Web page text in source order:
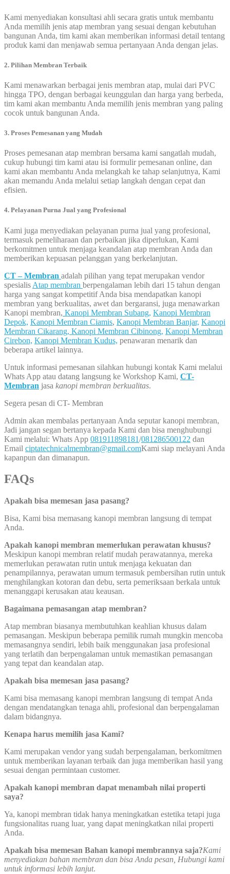
Kami menyediakan konsultasi ahli secara gratis untuk membantu
Anda memilih jenis atap membran yang sesuai dengan kebutuhan
bangunan Anda, tim kami akan memberikan informasi detail tentang
produk kami dan menjawab semua pertanyaan Anda dengan jelas.
2. Pilihan Membran Terbaik
Kami menawarkan berbagai jenis membran atap, mulai dari PVC
hingga TPO, dengan berbagai keunggulan dan harga yang berbeda,
tim kami akan membantu Anda memilih jenis membran yang paling
cocok untuk bangunan Anda.
3. Proses Pemesanan yang Mudah
Proses pemesanan atap membran bersama kami sangatlah mudah,
cukup hubungi tim kami atau isi formulir pemesanan online, dan
kami akan membantu Anda melangkah ke tahap selanjutnya, Kami
akan memandu Anda melalui setiap langkah dengan cepat dan
efisien.
4. Pelayanan Purna Jual yang Profesional
Kami juga menyediakan pelayanan purna jual yang profesional,
termasuk pemeliharaan dan perbaikan jika diperlukan, Kami
berkomitmen untuk menjaga keandalan atap membran Anda dan
memberikan kepuasan pelanggan yang berkelanjutan.
CT – Membran adalah pilihan yang tepat merupakan vendor
spesialis Atap membran berpengalaman lebih dari 15 tahun dengan
harga yang sangat kompetitif Anda bisa mendapatkan kanopi
membran yang berkualitas, awet dan bergaransi, juga menawarkan
Kanopi membran, Kanopi Membran Subang, Kanopi Membran
Depok, Kanopi Membran Ciamis, Kanopi Membran Banjar, Kanopi
Membran Cikarang, Kanopi Membran Cibinong, Kanopi Membran
Cirebon, Kanopi Membran Kudus, penawaran menarik dan
beberapa artikel lainnya.
Untuk informasi pemesanan silahkan hubungi kontak Kami melalui
Whats App atau datang langsung ke Workshop Kami, CT-
Membran jasa kanopi membran berkualitas.
Segera pesan di CT- Membran
Admin akan membalas pertanyaan Anda seputar kanopi membran,
Jadi jangan segan bertanya kepada Kami dan bisa menghubungi
Kami melalui: Whats App 081911898181/081286500122 dan
Email ciptatechnicalmembran@gmail.comKami siap melayani Anda
kapanpun dan dimanapun.
FAQs
Apakah bisa memesan jasa pasang?
Bisa, Kami bisa memasang kanopi membran langsung di tempat
Anda.
Apakah kanopi membran memerlukan perawatan khusus?
Meskipun kanopi membran relatif mudah perawatannya, mereka
memerlukan perawatan rutin untuk menjaga kekuatan dan
penampilannya, perawatan umum termasuk pembersihan rutin untuk
menghilangkan kotoran dan debu, serta pemeriksaan berkala untuk
menanggapi kerusakan atau keausan.
Bagaimana pemasangan atap membran?
Atap membran biasanya membutuhkan keahlian khusus dalam
pemasangan. Meskipun beberapa pemilik rumah mungkin mencoba
memasangnya sendiri, lebih baik menggunakan jasa profesional
yang terlatih dan berpengalaman untuk memastikan pemasangan
yang tepat dan keandalan atap.
Apakah bisa memesan jasa pasang?
Kami bisa memasang kanopi membran langsung di tempat Anda
dengan mendatangkan tenaga ahli, profesional dan berpengalaman
dalam bidangnya.
Kenapa harus memilih jasa Kami?
Kami merupakan vendor yang sudah berpengalaman, berkomitmen
untuk memberikan layanan terbaik dan juga memberikan hasil yang
sesuai dengan permintaan customer.
Apakah kanopi membran dapat menambah nilai properti
saya?
Ya, kanopi membran tidak hanya meningkatkan estetika tetapi juga
fungsionalitas ruang luar, yang dapat meningkatkan nilai properti
Anda.
Apakah bisa memesan Bahan kanopi membrannya saja?Kami
menyediakan bahan membran dan bisa Anda pesan, Hubungi kami
untuk informasi lebih lanjut.